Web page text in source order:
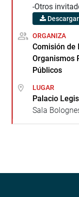
-Otros
Descargar
ORGANIZA
Comisión de
Organismos
Públicos
LUGAR
Palacio
Sala